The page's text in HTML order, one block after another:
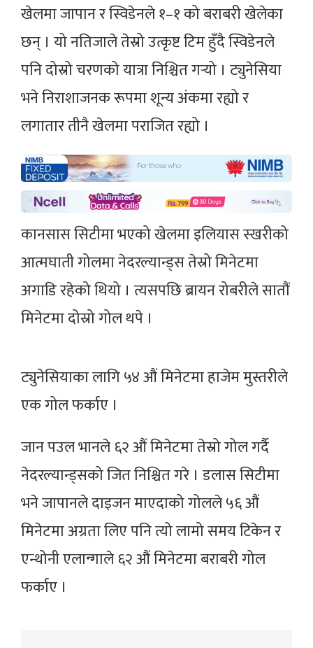
खेलमा जापान र स्विडेनले १–१ को बराबरी खेलेका
छन् । यो नतिजाले तेस्रो उत्कृष्ट टिम हुँदै स्विडेनले
पनि दोस्रो चरणको यात्रा निश्चित गर्‍यो । ट्युनेसिया
भने निराशाजनक रूपमा शून्य अंकमा रह्यो र
लगातार तीनै खेलमा पराजित रह्यो ।
कानसास सिटीमा भएको खेलमा इलियास स्खरीको
आत्मघाती गोलमा नेदरल्यान्ड्स तेस्रो मिनेटमा
अगाडि रहेको थियो । त्यसपछि ब्रायन रोबरीले सातौं
मिनेटमा दोस्रो गोल थपे ।
ट्युनेसियाका लागि ५४ औं मिनेटमा हाजेम मुस्तरीले
एक गोल फर्काए ।
जान पउल भानले ६२ औं मिनेटमा तेस्रो गोल गर्दै
नेदरल्यान्ड्सको जित निश्चित गरे । डलास सिटीमा
भने जापानले दाइजन माएदाको गोलले ५६ औं
मिनेटमा अग्रता लिए पनि त्यो लामो समय टिकेन र
एन्थोनी एलान्गाले ६२ औं मिनेटमा बराबरी गोल
फर्काए ।